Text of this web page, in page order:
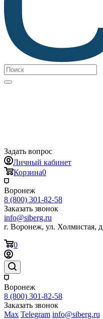
Задать вопрос
Личный кабинет
Корзина0
Воронеж
8 (800) 301-82-58
Заказать звонок
info@siberg.ru
г. Воронеж, ул. Холмистая,
0
Воронеж
8 (800) 301-82-58
Заказать звонок
Max Telegram info@siberg.ru